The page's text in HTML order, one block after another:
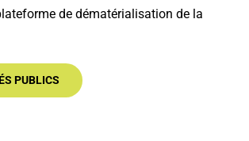
de dématérialisation de la
PUBLICS